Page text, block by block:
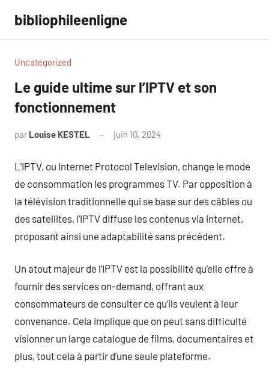
contenu
bibliophileenligne
Uncategorized
Le guide ultime sur l’IPTV et son
fonctionnement
par Louise KESTEL juin 10, 2024
L’IPTV, ou Internet Protocol Television, change le mode
de consommation les programmes TV. Par opposition à
la télévision traditionnelle qui se base sur des câbles ou
des satellites, l’IPTV diffuse les contenus via internet,
proposant ainsi une adaptabilité sans précédent.
Un atout majeur de l’IPTV est la possibilité qu’elle offre à
fournir des services on-demand, offrant aux
consommateurs de consulter ce qu’ils veulent à leur
convenance. Cela implique que on peut sans difficulté
visionner un large catalogue de films, documentaires et
plus, tout cela à partir d’une seule plateforme.